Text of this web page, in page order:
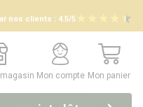
nos clients : 4.5/5
Mon compte
Mon compte
Mon panier
Mon panier